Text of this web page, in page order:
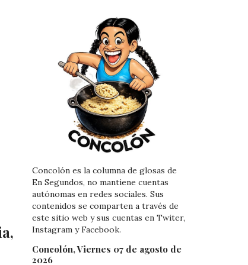
Concolón es la columna de glosas de
En Segundos, no mantiene cuentas
autónomas en redes sociales. Sus
contenidos se comparten a través de
este sitio web y sus cuentas en Twiter,
Instagram y Facebook.
Concolón, Viernes 07 de agosto de
2026